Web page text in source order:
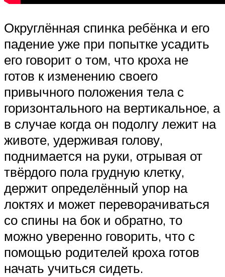
Округлённая спинка ребёнка и его
падение уже при попытке усадить
его говорит о том, что кроха не
готов к изменению своего
привычного положения тела с
горизонтального на вертикальное, а
в случае когда он подолгу лежит на
животе, удерживая голову,
поднимается на руки, отрывая от
твёрдого пола грудную клетку,
держит определённый упор на
локтях и может переворачиваться
со спины на бок и обратно, то
можно уверенно говорить, что с
помощью родителей кроха готов
начать учиться сидеть.